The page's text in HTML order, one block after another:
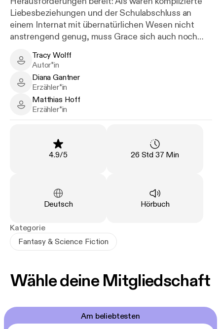
Liebesbeziehungen und der Schulabschluss an
einem Internat mit übernatürlichen Wesen nicht
anstrengend genug, muss Grace sich auch noch
Dass sie die Erste ihrer Art seit über 1000 Jahren ist
und man ihr nach dem Leben trachtet, ist dabei
noch das geringste. Grace steht vor einer
Entscheidung, bei der ihre Liebe und ihre Zukunft
auf dem Spiel stehen …
nach Crave & Crush.
Tracy Wolff - Author
Tracy Wolff
Autor*in
Diana Gantner - Narrator
Diana Gantner
Erzähler*in
Matthias Hoff - Narrator
Matthias Hoff
Erzähler*in
Bewertung
4.9/5 Länge:
26 Std 37 Min
Sprache:
Deutsch Art:
Hörbuch
Kategorie
Fantasy & Science Fiction
Wähle deine Mitgliedschaft
Am beliebtesten